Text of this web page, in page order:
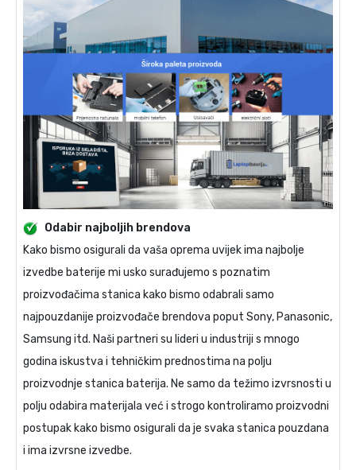
Odabir najboljih brendova
Kako bismo osigurali da vaša oprema uvijek ima najbolje
izvedbe baterije mi usko surađujemo s poznatim
proizvođačima stanica kako bismo odabrali samo
najpouzdanije proizvođače brendova poput Sony, Panasonic,
Samsung itd. Naši partneri su lideri u industriji s mnogo
godina iskustva i tehničkim prednostima na polju
proizvodnje stanica baterija. Ne samo da težimo izvrsnosti u
polju odabira materijala već i strogo kontroliramo proizvodni
postupak kako bismo osigurali da je svaka stanica pouzdana
i ima izvrsne izvedbe.